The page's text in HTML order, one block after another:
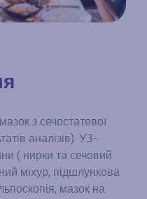
з сечостатевої
аналізів). УЗ-
( нирки та сечовий
міхур, підшлункова
мазок на